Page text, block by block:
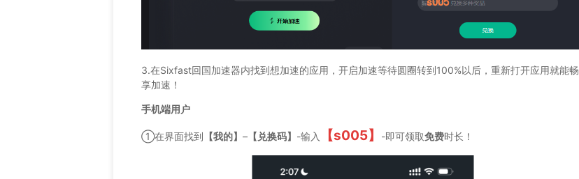
3.在Sixfast回国加速器内找到想加速的应用，开启加速等待圆圈转到100%以后，重新打开应用就能畅
享加速！
手机端用户
①在界面找到 【我的】 – 【兑换码】 -输入 【s005】 -即可领取免费时长！